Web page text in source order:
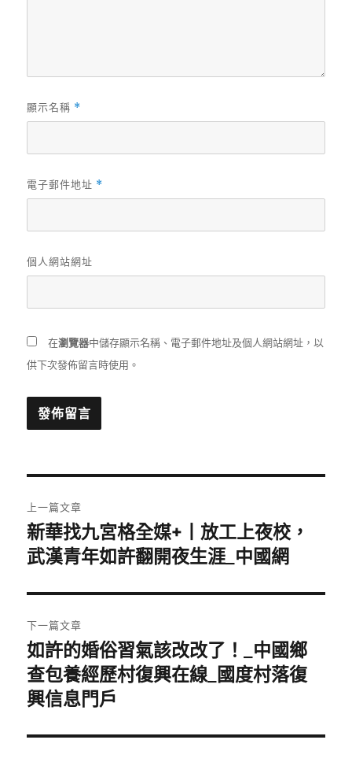
顯示名稱 *
電子郵件地址 *
個人網站網址
在瀏覽器中儲存顯示名稱、電子郵件地址及個人網站網址，以
供下次發佈留言時使用。
章
導
覽
上一篇文章
上
一
文
章:
新華找九宮格全媒+丨放工上夜校，
武漢青年如許翻開夜生涯_中國網
下一篇文章
下
一
篇
章:
如許的婚俗習氣該改改了！_中國鄉
查包養經歷村復興在線_國度村落復
興信息門戶